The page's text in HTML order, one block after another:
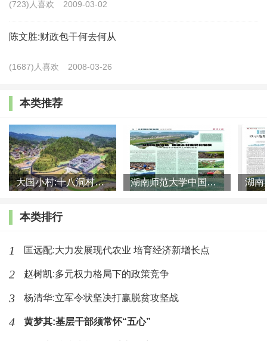
心，是由总体目标和分类目标组成的目标体系，也包括
中长期目标和近期目标。应当认识到，目标体系是动态
才能构成完整、科学的目标体系。我们党历史上的重大
不变、志不改的强大定力，又以敢创新、勇攻坚的锐气
胆魄，不断提出新的改革目标，引导改革沿着正确方向
步步深入。
摸着石头过河，是对我们改革开放策略和方法的形
握的改革，就采取试点探索、投石问路的方法，先行试
点，鼓励大胆探索，取得经验、看得很准了再推开。中
国式现代化是一项前无古人的开创性事业，既有许多未
(723)人喜欢 2009-03-02
陈文胜:财政包干何去何从
(1687)人喜欢 2008-03-26
本类推荐
大国小村:十八洞村的现代变迁是一道美丽的风景线 湖南师范大学中国乡村振兴研究院课题组:突出地域特色 推进乡村
本类排行
1 匡远配:大力发展现代农业 培育经济新增长点
2 赵树凯:多元权力格局下的政策竞争
3 杨清华:立军令状坚决打赢脱贫攻坚战
4 黄梦其:基层干部须常怀“五心”